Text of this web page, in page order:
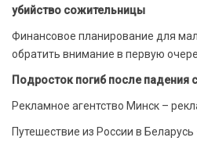
убийство сожительницы
Финансовое планирование для
обратить внимание в первую
Подросток погиб после падения
Рекламное агентство Минск –
Путешествие из России в